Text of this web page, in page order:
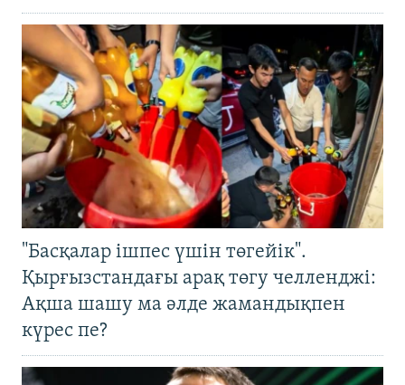
"Басқалар ішпес үшін төгейік".
Қырғызстандағы арақ төгу челленджі:
Ақша шашу ма әлде жамандықпен
күрес пе?